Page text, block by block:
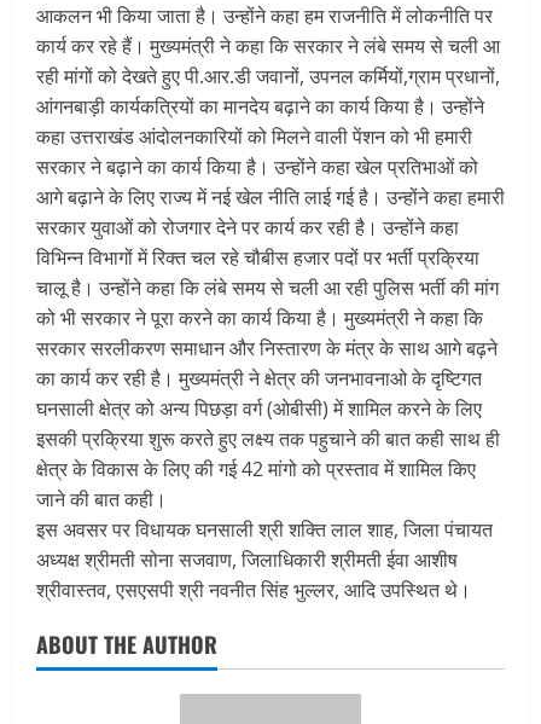
आकलन भी किया जाता है। उन्होंने कहा हम राजनीति में लोकनीति पर
कार्य कर रहे हैं। मुख्यमंत्री ने कहा कि सरकार ने लंबे समय से चली आ
रही मांगों को देखते हुए पी.आर.डी जवानों, उपनल कर्मियों,ग्राम प्रधानों,
आंगनबाड़ी कार्यकत्रियों का मानदेय बढ़ाने का कार्य किया है। उन्होंने
कहा उत्तराखंड आंदोलनकारियों को मिलने वाली पेंशन को भी हमारी
सरकार ने बढ़ाने का कार्य किया है। उन्होंने कहा खेल प्रतिभाओं को
आगे बढ़ाने के लिए राज्य में नई खेल नीति लाई गई है। उन्होंने कहा हमारी
सरकार युवाओं को रोजगार देने पर कार्य कर रही है। उन्होंने कहा
विभिन्न विभागों में रिक्त चल रहे चौबीस हजार पदों पर भर्ती प्रक्रिया
चालू है। उन्होंने कहा कि लंबे समय से चली आ रही पुलिस भर्ती की मांग
को भी सरकार ने पूरा करने का कार्य किया है। मुख्यमंत्री ने कहा कि
सरकार सरलीकरण समाधान और निस्तारण के मंत्र के साथ आगे बढ़ने
का कार्य कर रही है। मुख्यमंत्री ने क्षेत्र की जनभावनाओ के दृष्टिगत
घनसाली क्षेत्र को अन्य पिछड़ा वर्ग (ओबीसी) में शामिल करने के लिए
इसकी प्रक्रिया शुरू करते हुए लक्ष्य तक पहुचाने की बात कही साथ ही
क्षेत्र के विकास के लिए की गई 42 मांगो को प्रस्ताव में शामिल किए
जाने की बात कही।
इस अवसर पर विधायक घनसाली श्री शक्ति लाल शाह, जिला पंचायत
अध्यक्ष श्रीमती सोना सजवाण, जिलाधिकारी श्रीमती ईवा आशीष
श्रीवास्तव, एसएसपी श्री नवनीत सिंह भुल्लर, आदि उपस्थित थे।
ABOUT THE AUTHOR